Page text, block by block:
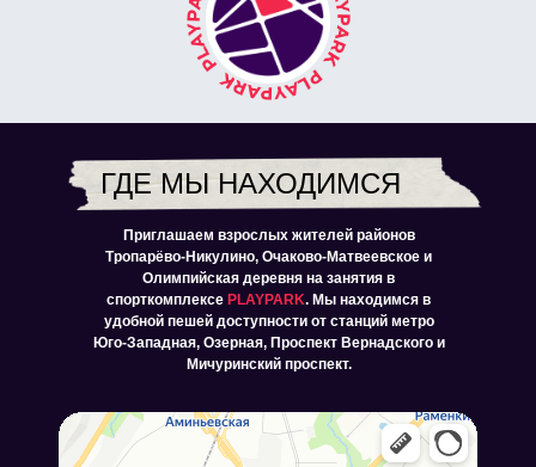
Приглашаем взрослых жителей районов
Тропарёво-Никулино, Очаково-Матвеевское и
Олимпийская деревня на занятия в
спорткомплексе PLAYPARK. Мы находимся в
удобной пешей доступности от станций метро
Юго-Западная, Озерная, Проспект Вернадского и
Мичуринский проспект.
ГДЕ МЫ НАХОДИМСЯ